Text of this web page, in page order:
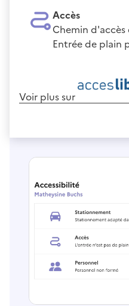
Accès
Chemin
Entrée de plain
Voir plus sur